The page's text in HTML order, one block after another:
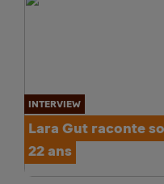
INTERVIEW
Lara Gut raconte
22 ans